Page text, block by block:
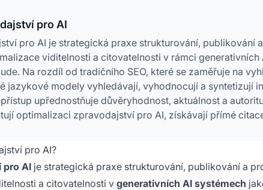
pro AI
pro AI je strategická praxe strukturování, publikování
viditelnosti a citovatelnosti v rámci generativních
Na rozdíl od tradičního SEO, které se zaměřuje na
jazykové modely vyhledávají, vyhodnocují a syntetizují
upřednostňuje důvěryhodnost, aktuálnost a
optimalizaci zpravodajství pro AI, získávají přímé
pro AI?
pro AI je strategická praxe strukturování, publikování a
a citovatelnosti v generativních AI systémech